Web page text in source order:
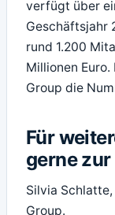
verfügt über
Geschäftsjahr
rund 1.200
Millionen
Group die
Für
gerne
Silvia
Group.